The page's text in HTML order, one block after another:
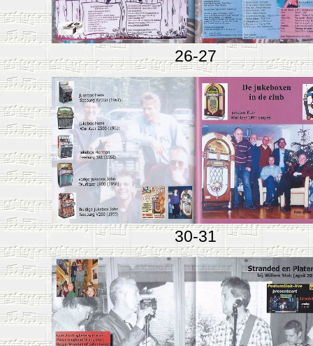
26-27
30-31